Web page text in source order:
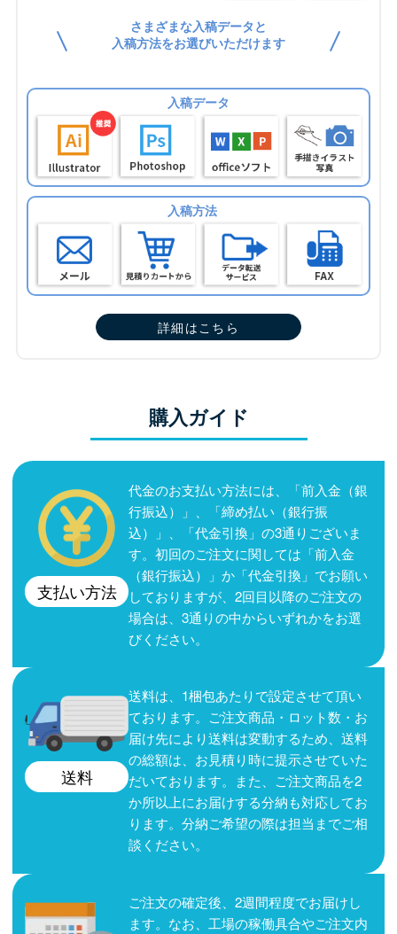
さまざまな入稿データと
入稿方法をお選びいただけます
入稿データ
入稿方法
詳細はこちら
購入ガイド
支払い方法
代金のお支払い方法には、「前入金（銀
行振込）」、「締め払い（銀行振
込）」、「代金引換」の3通りございま
す。初回のご注文に関しては「前入金
（銀行振込）」か「代金引換」でお願い
しておりますが、2回目以降のご注文の
場合は、3通りの中からいずれかをお選
びください。
送料
送料は、1梱包あたりで設定させて頂い
ております。ご注文商品・ロット数・お
届け先により送料は変動するため、送料
の総額は、お見積り時に提示させていた
だいております。また、ご注文商品を2
か所以上にお届けする分納も対応してお
ります。分納ご希望の際は担当までご相
談ください。
ご注文の確定後、2週間程度でお届けし
ます。なお、工場の稼働具合やご注文内